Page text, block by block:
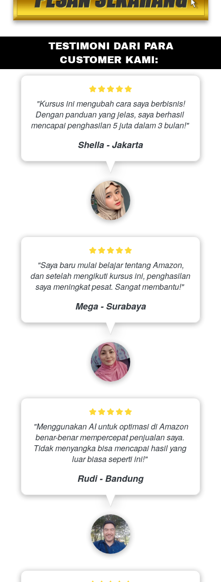
CUSTOMER KAMI:
Dengan panduan yang jelas, saya berhasil
mencapai penghasilan 5 juta dalam 3 bulan!"
Shella - Jakarta
dan setelah mengikuti kursus ini, penghasilan
saya meningkat pesat. Sangat membantu!"
Mega - Surabaya
benar-benar mempercepat penjualan saya.
Tidak menyangka bisa mencapai hasil yang
luar biasa seperti ini!"
Rudi - Bandung